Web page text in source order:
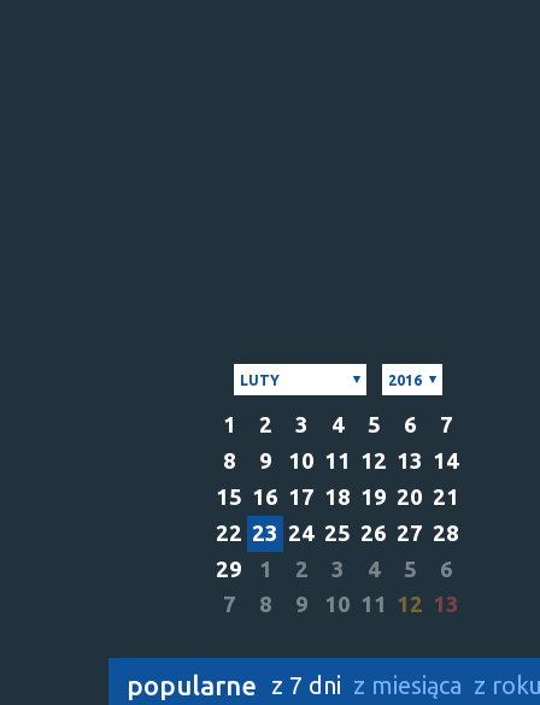
LUTY 2016
1 2 3 4 5 6
7
8
9 10 11 12 13 14
15 16 17 18 19 20 21
22 23 24 25 26 27 28
29
1 2 3 4 5
6
7
8 9 10 11 12 13
popularne z 7 dni z miesiąca z